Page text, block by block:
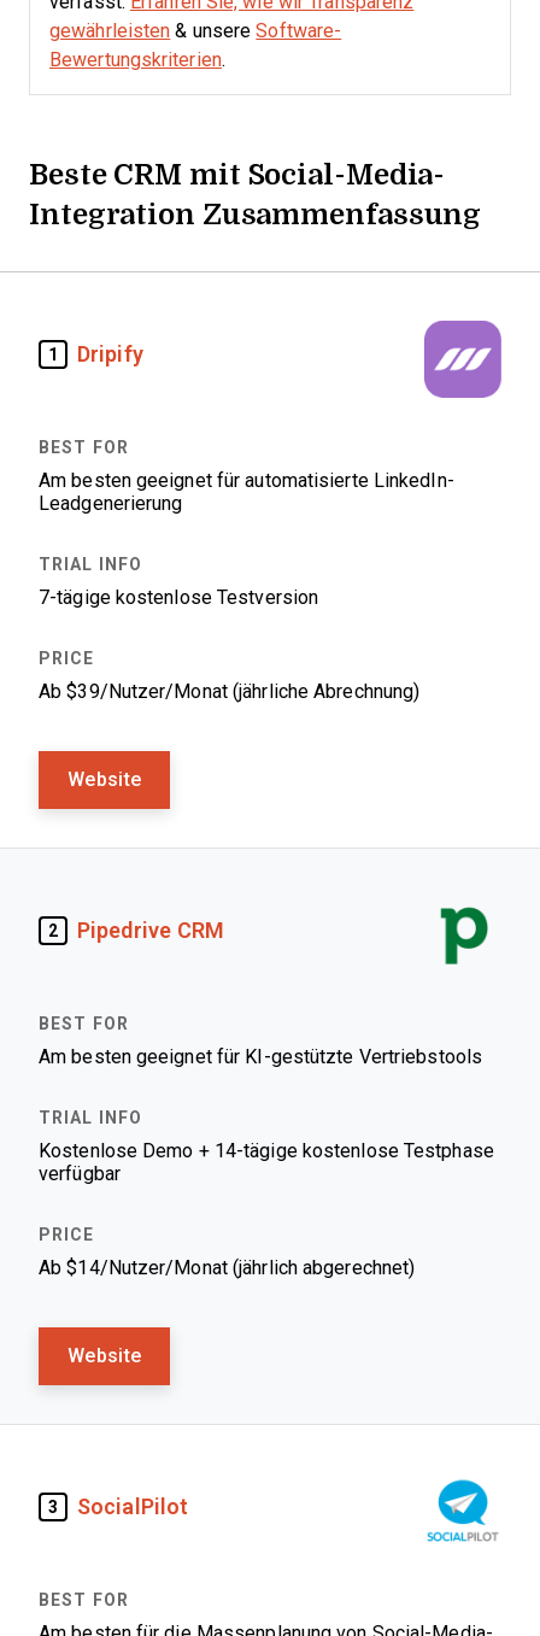
gewährleisten & unsereSoftware-
Bewertungskriterien.
Beste CRM mit Social-Media-
Integration Zusammenfassung
1 Dripify
Am besten geeignet für automatisierte LinkedIn-
Leadgenerierung
7-tägige kostenlose Testversion
Ab $39/Nutzer/Monat (jährliche Abrechnung)
Website
2 Pipedrive CRM
Am besten geeignet für KI-gestützte Vertriebstools
Kostenlose Demo + 14-tägige kostenlose Testphase
verfügbar
Ab $14/Nutzer/Monat (jährlich abgerechnet)
Website
3 SocialPilot